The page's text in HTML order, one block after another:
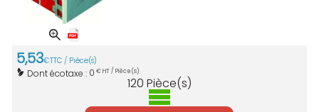
5,53€TTC / Pièce(s)
Dont écotaxe : 0 € HT / Pièce(s)
120 Pièce(s)